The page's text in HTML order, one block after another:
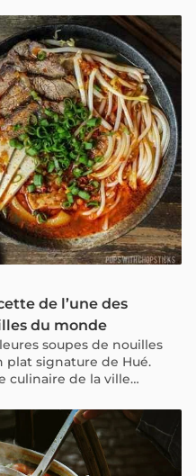
de l’une des
du monde
soupes de nouilles
plat signature de Hué.
culinaire de la ville